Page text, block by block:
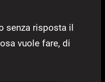
senza risposta il
vuole fare, di